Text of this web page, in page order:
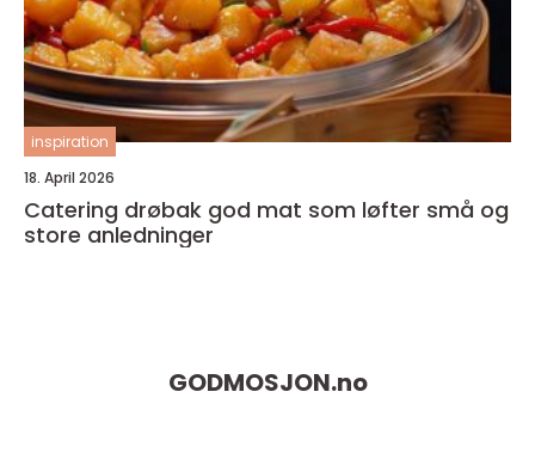
inspiration
18. April 2026
Catering drøbak god mat som løfter små og
store anledninger
GODMOSJON.no